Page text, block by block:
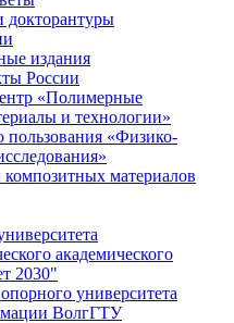
докторантуры
издания
России
«Полимерные
и технологии»
пользования «Физико-
материалов
академического
2030"
университета
ВолгГТУ